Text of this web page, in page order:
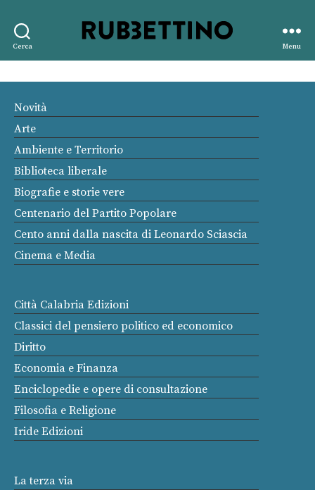
Cerca
editore
Menu
Novità
Arte
Ambiente e Territorio
Biblioteca liberale
Biografie e storie vere
Centenario del Partito Popolare
Cento anni dalla nascita di Leonardo Sciascia
Cinema e Media
Città Calabria Edizioni
Classici del pensiero politico ed economico
Diritto
Economia e Finanza
Enciclopedie e opere di consultazione
Filosofia e Religione
Iride Edizioni
La terza via